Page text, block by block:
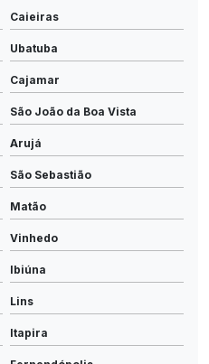
Caieiras
Ubatuba
Cajamar
São João da Boa Vista
Arujá
São Sebastião
Matão
Vinhedo
Ibiúna
Lins
Itapira